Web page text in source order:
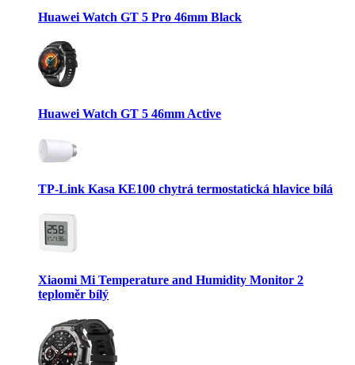
Huawei Watch GT 5 Pro 46mm Black
Huawei Watch GT 5 46mm Active
TP-Link Kasa KE100 chytrá termostatická hlavice bílá
Xiaomi Mi Temperature and Humidity Monitor 2
teploměr bílý